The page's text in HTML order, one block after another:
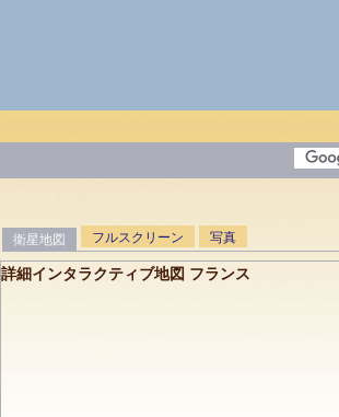
衛星地図 フルスクリーン 写真
詳細インタラクティブ地図 フランス